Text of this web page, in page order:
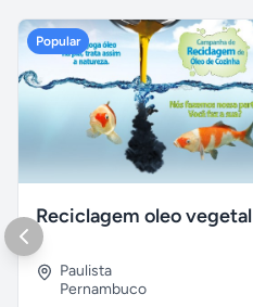
Popular
Reciclagem oleo vegetal
Paulista
Pernambuco